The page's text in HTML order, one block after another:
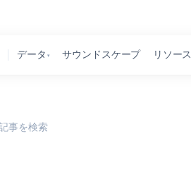
データ ▾ サウンドスケープ リソース
事を検索